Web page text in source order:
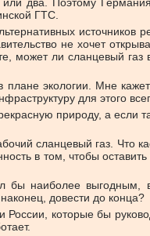
ГТС.
источников
не хочет
ли сланцевый газ
экологии. Мне
для этого
природу, а если
сланцевый газ. Что
в том, чтобы
наиболее
довести до конца?
которые бы